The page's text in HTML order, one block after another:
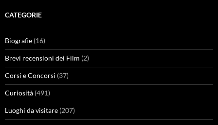
CATEGORIE
Biografie (16)
Brevi recensioni dei Film (2)
Corsi e Concorsi (37)
Curiosità (491)
Luoghi da visitare (207)